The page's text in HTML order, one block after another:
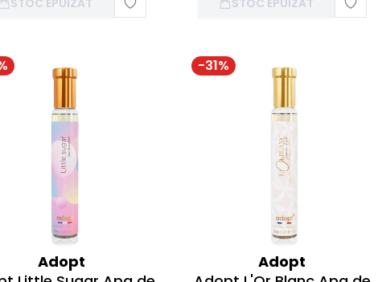
Adopt
-31%
Adopt